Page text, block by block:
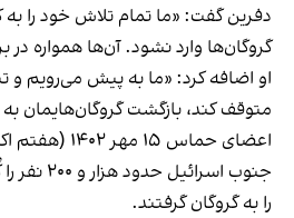
دفرین گفت: «ما تمام تلاش خود را به
گروگان‌ها وارد نشود. آن‌ها همواره
او اضافه کرد: «ما به پیش می‌رویم و
متوقف کند، بازگشت گروگان‌هایمان
را به گروگان گرفتند.